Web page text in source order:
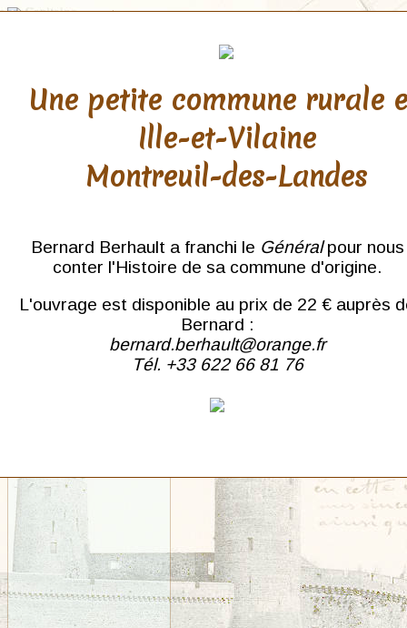
Haute Saône
Une petite commune rurale
Ille-et-Vilaine
Montreuil-des-Landes
Bernard Berhault a franchi le Généralpour nous
conter l'Histoire de sa commune d'origine.
L'ouvrage est disponible au prix de 22 € auprès
Bernard :
bernard.berhault@orange.fr
Tél. +33 622 66 81 76